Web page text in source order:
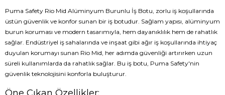
Puma Safety Rio Mid Alüminyum Burunlu İş Botu, zorlu iş koşullarında
üstün güvenlik ve konfor sunan bir iş botudur. Sağlam yapısı, alüminyum
burun koruması ve modern tasarımıyla, hem dayanıklılık hem de rahatlık
sağlar. Endüstriyel iş sahalarında ve inşaat gibi ağır iş koşullarında ihtiyaç
duyulan korumayı sunan Rio Mid, her adımda güvenliği artırırken uzun
süreli kullanımlarda da rahatlık sağlar. Bu iş botu, Puma Safety'nin
güvenlik teknolojisini konforla buluşturur.